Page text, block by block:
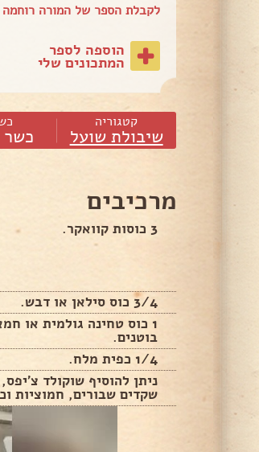
לקבלת הספר של המורה
הוספה לספר
המתכונים שלי
קטגוריה
שיבולת שועל כשר
מרכיבים
3 כוסות קוואקר.
3/4 כוס סילאן או דבש.
1 כוס טחינה גולמית או
בוטנים.
1/4 כפית מלח.
ניתן להוסיף שוקולד
שקדים שבורים, חמוציות